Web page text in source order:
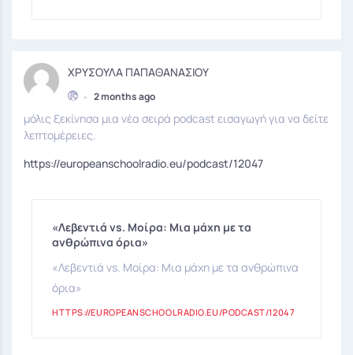
ΧΡΥΣΟΥΛΑ ΠΑΠΑΘΑΝΑΣΙΟΥ
• 2 months ago
μόλις ξεκίνησα μια νέα σειρά podcast εισαγωγή για να δείτε
λεπτομέρειες.
https://europeanschoolradio.eu/podcast/12047
«Λεβεντιά vs. Μοίρα: Μια μάχη με τα
ανθρώπινα όρια»
«Λεβεντιά vs. Μοίρα: Μια μάχη με τα ανθρώπινα
όρια»
HTTPS://EUROPEANSCHOOLRADIO.EU/PODCAST/12047